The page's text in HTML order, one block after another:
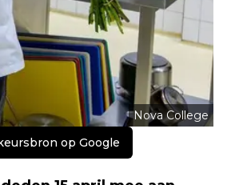
Nova College
op Google